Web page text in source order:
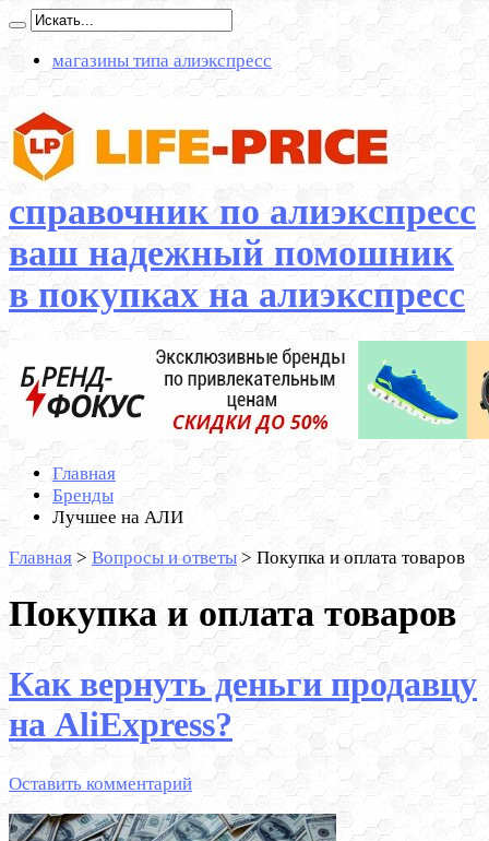
магазины типа алиэкспресс
справочник по алиэкспресс
ваш надежный помошник
в покупках на алиэкспресс
Главная
Бренды
Лучшее на АЛИ
Главная > Вопросы и ответы > Покупка и оплата товаров
Покупка и оплата товаров
Как вернуть деньги продавцу
на AliExpress?
Оставить комментарий